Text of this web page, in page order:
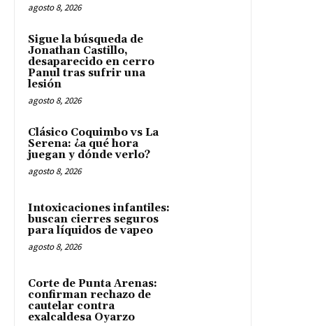
agosto 8, 2026
Sigue la búsqueda de
Jonathan Castillo,
desaparecido en cerro
Panul tras sufrir una
lesión
agosto 8, 2026
Clásico Coquimbo vs La
Serena: ¿a qué hora
juegan y dónde verlo?
agosto 8, 2026
Intoxicaciones infantiles:
buscan cierres seguros
para líquidos de vapeo
agosto 8, 2026
Corte de Punta Arenas:
confirman rechazo de
cautelar contra
exalcaldesa Oyarzo